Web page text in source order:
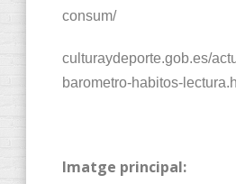
consum/
culturaydeporte.gob.es/
barometro-habitos-
Imatge principal: